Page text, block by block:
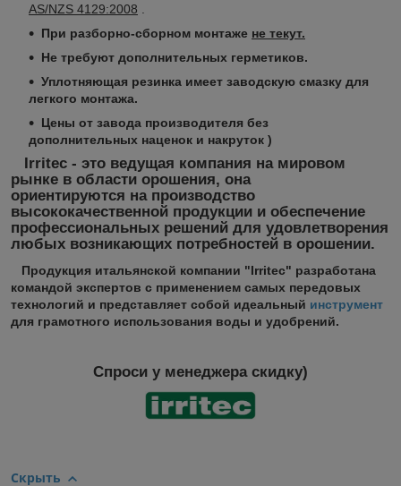
AS/NZS 4129:2008
При разборно-сборном монтаже не текут.
Не требуют дополнительных герметиков.
Уплотняющая резинка имеет заводскую смазку для
легкого монтажа.
Цены от завода производителя без
дополнительных наценок и накруток )
Irritec - это ведущая компания на мировом
рынке в области орошения, она
ориентируются на производство
высококачественной продукции и обеспечение
профессиональных решений для удовлетворения
любых возникающих потребностей в орошении.
Продукция итальянской компании "Irritec" разработана
командой экспертов с применением самых передовых
технологий и представляет собой идеальный инструмент
для грамотного использования воды и удобрений.
Спроси у менеджера скидку)
Скрыть